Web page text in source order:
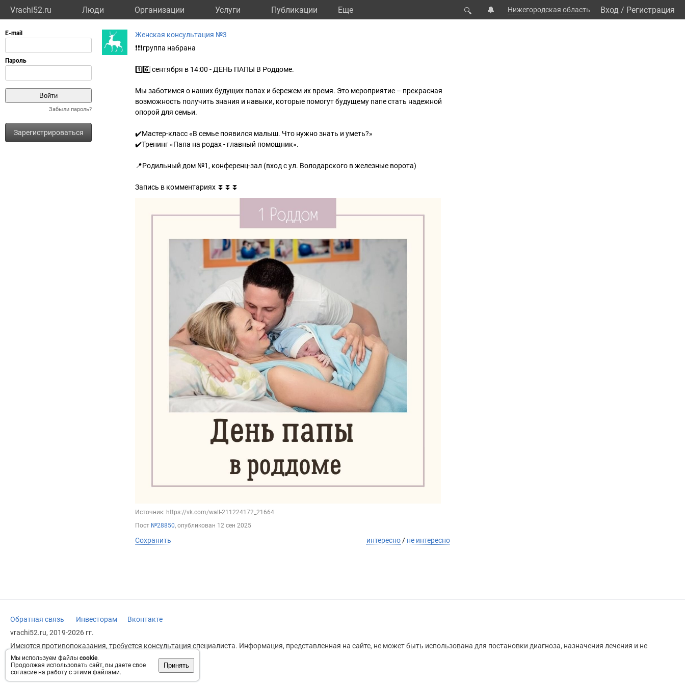
Vrachi52.ru Люди Организации Услуги Публикации Eще 🔍 🔔 Нижегородская область Вход / Регистрация
Забыли пароль?
Зарегистрироваться
Мы используем файлы cookie.
Продолжая использовать сайт, вы даете свое
согласие на работу с этими файлами.
Принять
Женская консультация №3
❗️❗️❗️группа набрана
1️⃣6️⃣ сентября в 14:00 - ДЕНЬ ПАПЫ В Роддоме.
Мы заботимся о наших будущих папах и бережем их время. Это мероприятие – прекрасная
возможность получить знания и навыки, которые помогут будущему папе стать надежной
опорой для семьи.
✔️Мастер-класс «В семье появился малыш. Что нужно знать и уметь?»
✔️Тренинг «Папа на родах - главный помощник».
📍Родильный дом №1, конференц-зал (вход с ул. Володарского в железные ворота)
Запись в комментариях ⏬️⏬️⏬️
Источник: https://vk.com/wall-211224172_21664
Пост №28850, опубликован 12 сен 2025
Сохранить интересно / не интересно
Обратная связь Инвесторам
Вконтакте
vrachi52.ru, 2019-2026 гг.
Имеются противопоказания, требуется консультация специалиста. Информация, представленная на сайте, не может быть использована для постановки диагноза, назначения лечения и не
заменяет прием врача.
Возрастное ограничение: 18+